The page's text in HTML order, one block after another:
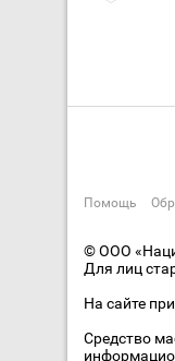
Помощь
© ООО
Для лиц
На сайте
Средство